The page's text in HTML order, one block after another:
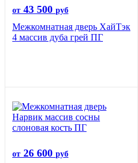
от 43 500 руб
Межкомнатная дверь ХайТэк
4 массив дуба грей ПГ
от 26 600 руб